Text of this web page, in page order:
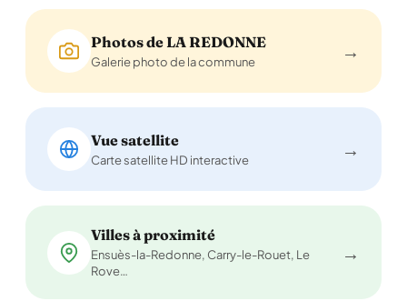
Photos de LA REDONNE
Galerie photo de la commune →
Vue satellite
Carte satellite HD interactive →
Villes à proximité
Ensuès-la-Redonne, Carry-le-Rouet, Le
Rove…
→